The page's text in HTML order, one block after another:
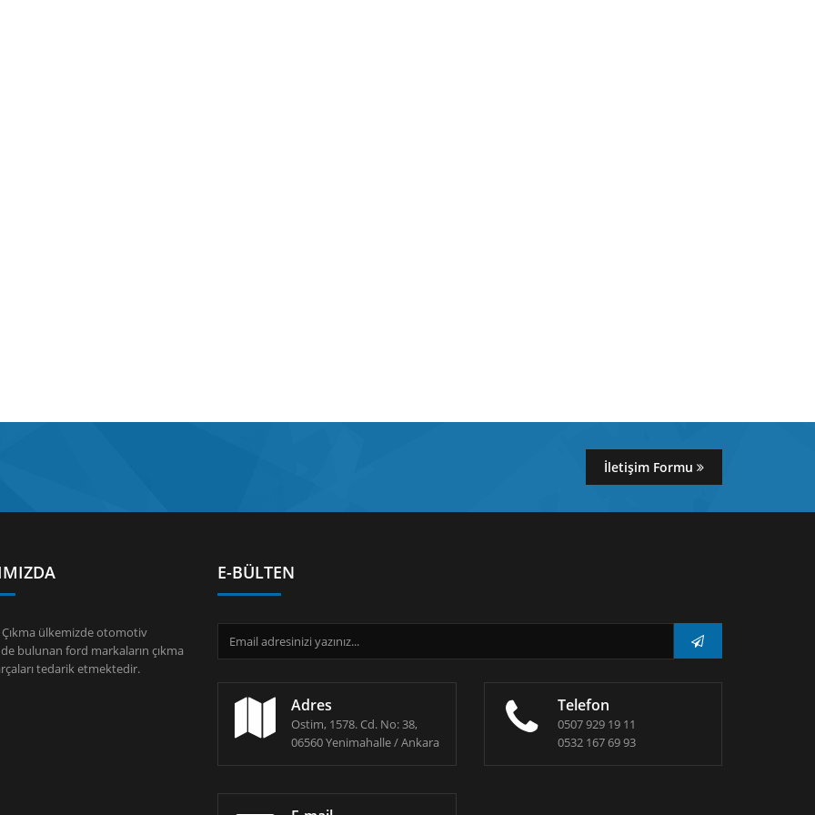
İletişim Formu
ülkemizde otomotiv
bulunan ford markaların çıkma
tedarik etmektedir.
Adres
Ostim, 1578. Cd. No: 38,
06560 Yenimahalle / Ankara
Telefon
0507 929 19 11
0532 167 69 93
E-BÜLTEN